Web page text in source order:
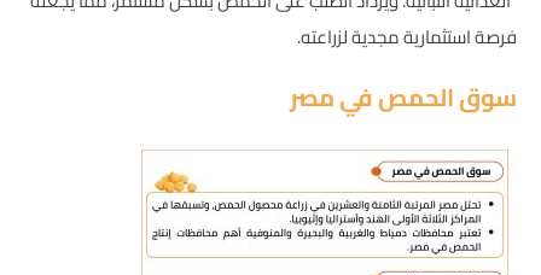
فرصة استثمارية مجدية لزراعته.
سوق الحمص في مصر